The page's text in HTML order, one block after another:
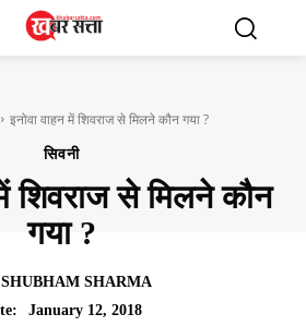
इनोवा वाहन में शिवराज से मिलने कौन गया ?
सिवनी
शिवराज से मिलने कौन
गया ?
SHUBHAM SHARMA
January 12, 2018